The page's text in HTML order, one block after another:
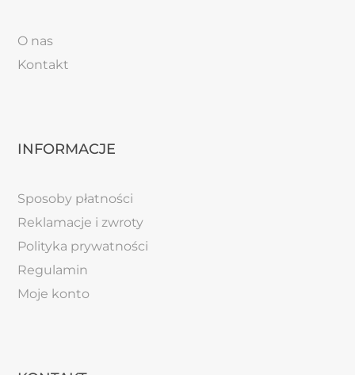
O nas
Kontakt
INFORMACJE
Sposoby płatności
Reklamacje i zwroty
Polityka prywatności
Regulamin
Moje konto